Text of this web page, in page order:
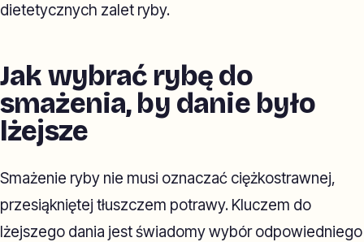
dietetycznych zalet ryby.
Jak wybrać rybę do
smażenia, by danie było
lżejsze
Smażenie ryby nie musi oznaczać ciężkostrawnej,
przesiąkniętej tłuszczem potrawy. Kluczem do
lżejszego dania jest świadomy wybór odpowiedniego